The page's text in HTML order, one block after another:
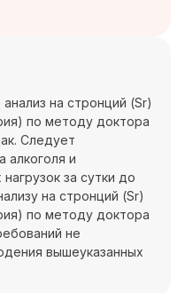
на стронций (Sr)
по методу доктора
Следует
алкоголя и
за сутки до
на стронций (Sr)
по методу доктора
не
вышеуказанных